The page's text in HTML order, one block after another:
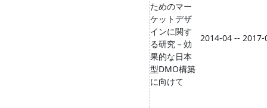
ためのマー
ケットデザ
インに関す
る研究－効
果的な日本
型DMO構築
に向けて
2014-04 -- 2017-